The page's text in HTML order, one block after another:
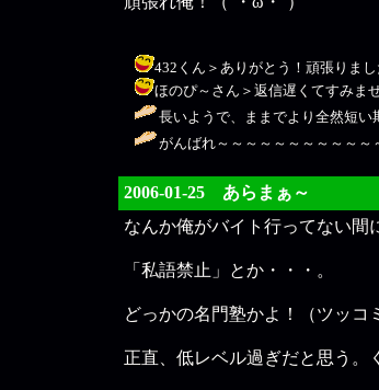
432くん＞ありがとう！頑張りま
ほのぴ～さん＞返信遅くてすみま
長いようで、ままでより全然短
がんばれ～～～～～～～～～～～
2006-01-25 あらまぁ～
なんか俺がバイト行ってない間
「私語禁止」とか・・・。
どっかの名門塾かよ！（ツッコ
正直、低レベル過ぎだと思う